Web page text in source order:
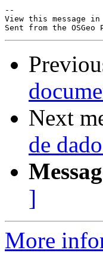
--
View this message
Next
de
]
More